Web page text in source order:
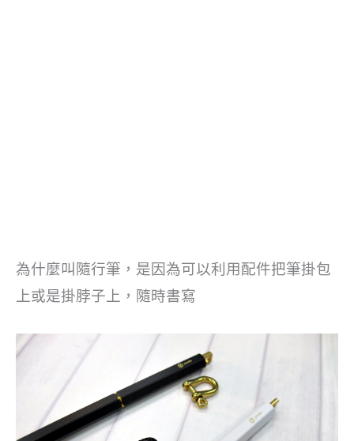
為什麼叫隨行筆，是因為可以利用配件把筆掛包
上或是掛脖子上，隨時書寫